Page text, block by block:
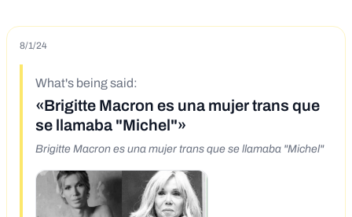
8/1/24
What's being said:
«Brigitte Macron es una mujer trans que
se llamaba "Michel"»
Brigitte Macron es una mujer trans que se llamaba "Michel"